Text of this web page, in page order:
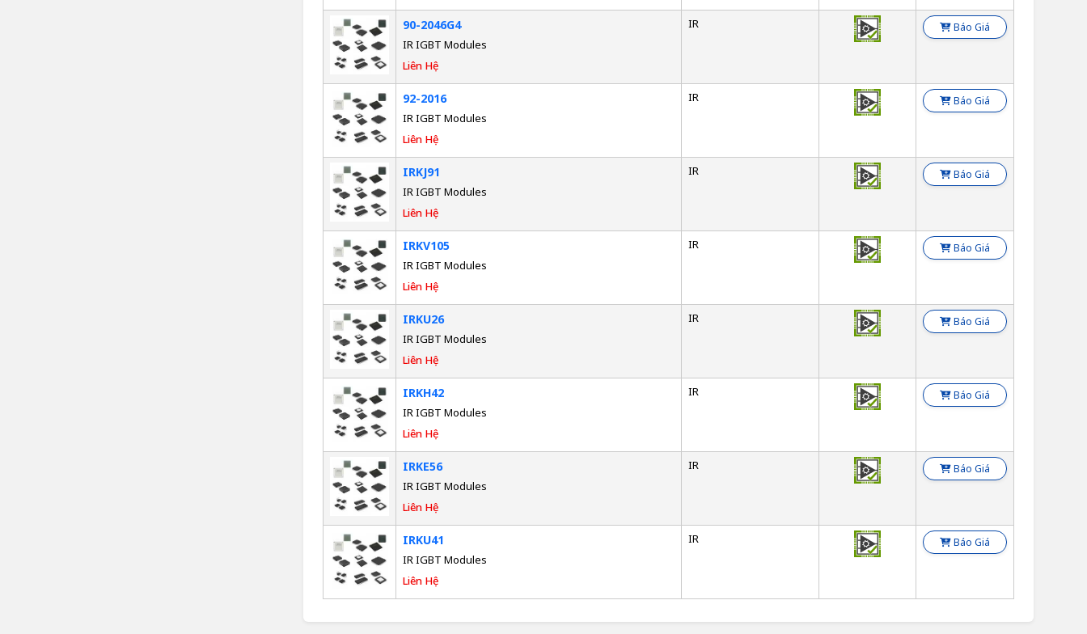
90-2046G4
IR IGBT Modules
Liên Hệ
IR Báo Giá
92-2016
IR IGBT Modules
Liên Hệ
IR Báo Giá
IRKJ91
IR IGBT Modules
Liên Hệ
IR Báo Giá
IRKV105
IR IGBT Modules
Liên Hệ
IR Báo Giá
IRKU26
IR IGBT Modules
Liên Hệ
IR Báo Giá
IRKH42
IR IGBT Modules
Liên Hệ
IR Báo Giá
IRKE56
IR IGBT Modules
Liên Hệ
IR Báo Giá
IRKU41
IR IGBT Modules
Liên Hệ
IR Báo Giá